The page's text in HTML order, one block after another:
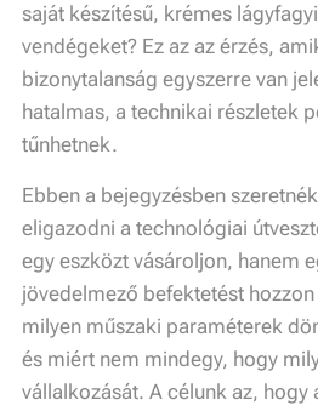
saját készítésű, krémes
vendégeket? Ez az az érzés,
bizonytalanság egyszerre van
hatalmas, a technikai részletek
tűnhetnek.
Ebben a bejegyzésben
eligazodni a technológiai
egy eszközt vásároljon, hanem
jövedelmező befektetést
milyen műszaki paraméterek
és miért nem mindegy, hogy
vállalkozását. A célunk az, hogy